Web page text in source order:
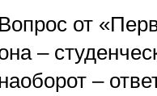
Вопрос от
–
–